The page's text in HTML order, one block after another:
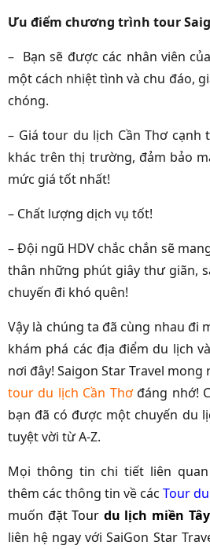
Ưu điểm chương trình tour
– Bạn sẽ được các nhân viên
một cách nhiệt tình và chu đáo,
chóng.
– Giá tour du lịch Cần Thơ cạnh
khác trên thị trường, đảm bảo
mức giá tốt nhất!
– Chất lượng dịch vụ tốt!
– Đội ngũ HDV chắc chắn sẽ
thân những phút giây thư giãn,
chuyến đi khó quên!
Vậy là chúng ta đã cùng nhau đi
khám phá các địa điểm du lịch
nơi đây! Saigon Star Travel
tour du lịch Cần Thơđáng nhớ!
bạn đã có được một chuyến du
tuyệt vời từ A-Z.
Mọi thông tin chi tiết liên
thêm các thông tin về các Tour
muốn đặt Tour du lịch miền
liên hệ ngay với SaiGon Star